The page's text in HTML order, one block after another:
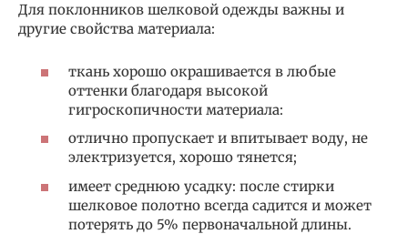
Для поклонников шелковой одежды важны и
другие свойства материала:
ткань хорошо окрашивается в любые
оттенки благодаря высокой
гигроскопичности материала:
отлично пропускает и впитывает воду, не
электризуется, хорошо тянется;
имеет среднюю усадку: после стирки
шелковое полотно всегда садится и может
потерять до 5% первоначальной длины.